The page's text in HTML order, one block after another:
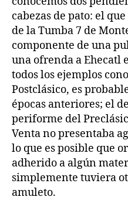
cabezas de pato: el
de la Tumba 7 de
componente de una
una ofrenda a Ehecatl
todos los ejemplos
Postclásico, es
épocas anteriores; el
periforme del
Venta no presentaba
lo que es posible que
adherido a algún
simplemente tuviera
amuleto.